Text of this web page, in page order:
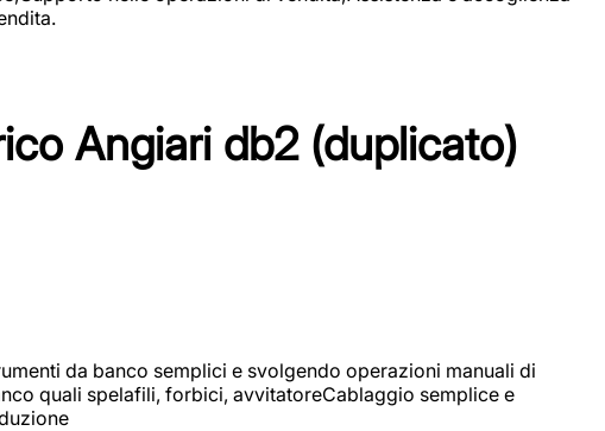
Angiari db2 (duplicato)
da banco semplici e svolgendo operazioni manuali di
quali spelafili, forbici, avvitatoreCablaggio semplice e